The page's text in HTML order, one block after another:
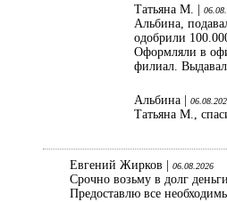
Татьяна М. |
Альбина,
одобрили
Оформляли в
филиал. Выдавал
Альбина |
Татьяна М.,
Евгений Жирков | 06.08.2026
Срочно возьму в долг
Предоставлю все